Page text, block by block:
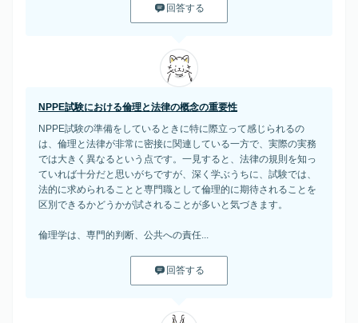
回答する
NPPE試験における倫理と法律の概念の重要性
NPPE試験の準備をしているときに特に際立って感じられるの
は、倫理と法律が非常に密接に関連している一方で、実際の実務
では大きく異なるという点です。一見すると、法律の規則を知っ
ていれば十分だと思いがちですが、深く学ぶうちに、試験では、
法的に求められることと専門職として倫理的に期待されることを
区別できるかどうかが試されることが多いと気づきます。
倫理学は、専門的判断、公共への責任...
回答する